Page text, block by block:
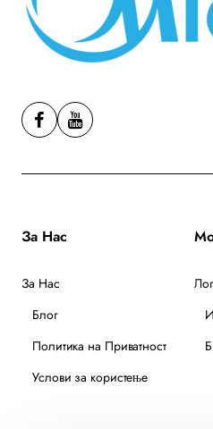
За Нас
За Нас
Блог
Политика на Приватност
Услови за користење